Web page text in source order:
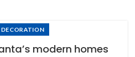
DECORATION
modern homes